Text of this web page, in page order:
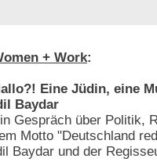
+ Work:
Eine Jüdin, eine
Baydar
Gespräch über Politik,
Motto "Deutschland
Baydar und der